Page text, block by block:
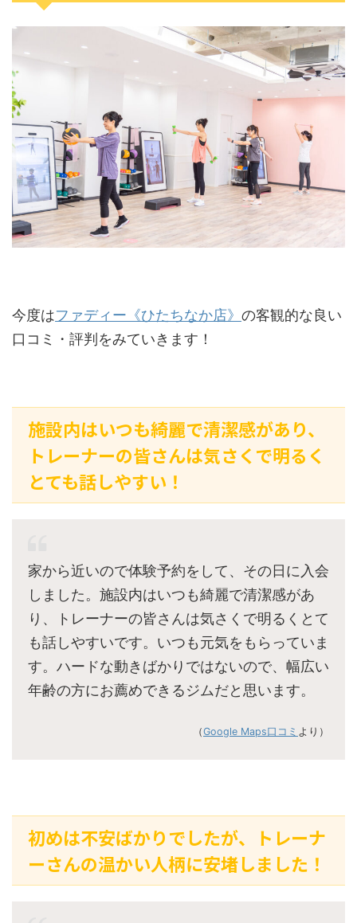
今度はファディー《ひたちなか店》 の客観的な良い
口コミ・評判をみていきます！
施設内はいつも綺麗で清潔感があり、
トレーナーの皆さんは気さくで明るく
とても話しやすい！
家から近いので体験予約をして、その日に入会
しました。施設内はいつも綺麗で清潔感があ
り、トレーナーの皆さんは気さくで明るくとて
も話しやすいです。いつも元気をもらっていま
す。ハードな動きばかりではないので、幅広い
年齢の方にお薦めできるジムだと思います。
（Google Maps口コミ より）
初めは不安ばかりでしたが、トレーナ
ーさんの温かい人柄に安堵しました！